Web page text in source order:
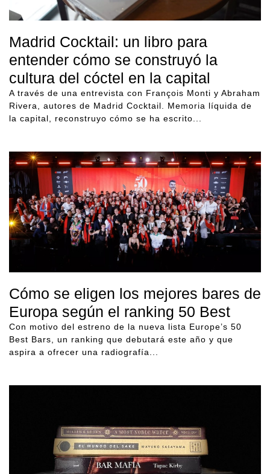
Madrid Cocktail: un libro para
entender cómo se construyó la
cultura del cóctel en la capital
A través de una entrevista con François Monti y Abraham
Rivera, autores de Madrid Cocktail. Memoria líquida de
la capital, reconstruyo cómo se ha escrito...
Cómo se eligen los mejores bares de
Europa según el ranking 50 Best
Con motivo del estreno de la nueva lista Europe’s 50
Best Bars, un ranking que debutará este año y que
aspira a ofrecer una radiografía...